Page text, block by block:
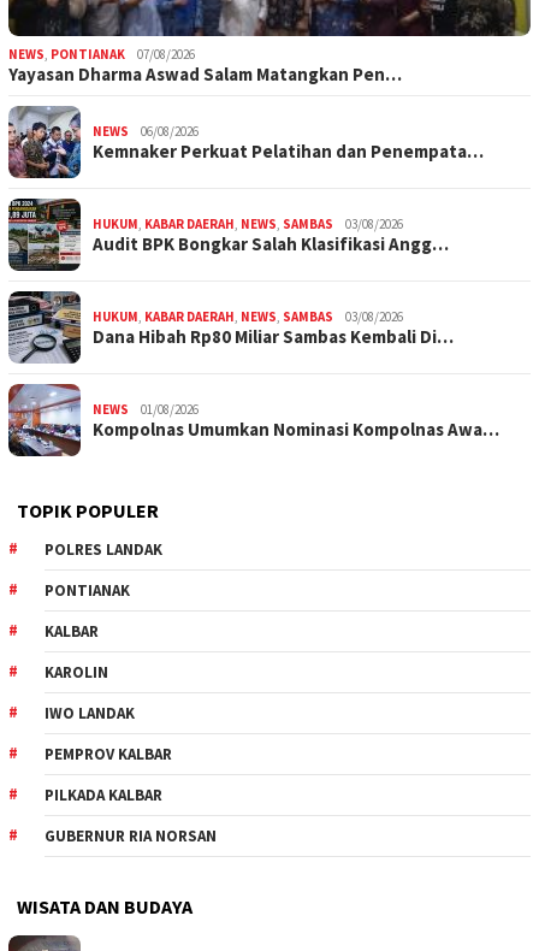
NEWS, PONTIANAK 07/08/2026
Yayasan Dharma Aswad Salam Matangkan Pen…
NEWS 06/08/2026
Kemnaker Perkuat Pelatihan dan Penempata…
HUKUM, KABAR DAERAH, NEWS, SAMBAS 03/08/2026
Audit BPK Bongkar Salah Klasifikasi Angg…
HUKUM, KABAR DAERAH, NEWS, SAMBAS 03/08/2026
Dana Hibah Rp80 Miliar Sambas Kembali Di…
NEWS 01/08/2026
Kompolnas Umumkan Nominasi Kompolnas Awa…
TOPIK POPULER
POLRES LANDAK
PONTIANAK
KALBAR
KAROLIN
IWO LANDAK
PEMPROV KALBAR
PILKADA KALBAR
GUBERNUR RIA NORSAN
WISATA DAN BUDAYA